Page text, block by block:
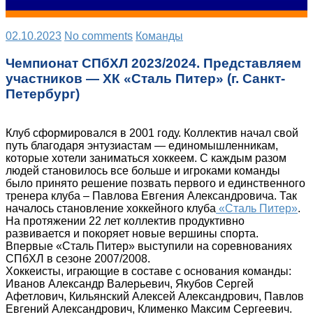
02.10.2023 No comments Команды
Чемпионат СПбХЛ 2023/2024. Представляем
участников — ХК «Сталь Питер» (г. Санкт-
Петербург)
Клуб сформировался в 2001 году. Коллектив начал свой
путь благодаря энтузиастам — единомышленникам,
которые хотели заниматься хоккеем. С каждым разом
людей становилось все больше и игроками команды
было принято решение позвать первого и единственного
тренера клуба – Павлова Евгения Александровича. Так
началось становление хоккейного клуба «Сталь Питер».
На протяжении 22 лет коллектив продуктивно
развивается и покоряет новые вершины спорта.
Впервые «Сталь Питер» выступили на соревнованиях
СПбХЛ в сезоне 2007/2008.
Хоккеисты, играющие в составе с основания команды:
Иванов Александр Валерьевич, Якубов Сергей
Афетлович, Кильянский Алексей Александрович, Павлов
Евгений Александрович, Клименко Максим Сергеевич.